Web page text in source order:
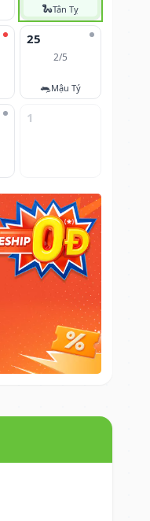
🐍Tân Tỵ
25
2/5
🐀Mậu Tý
1